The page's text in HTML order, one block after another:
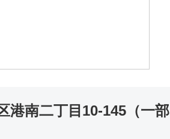
港南二丁目10-145（一部